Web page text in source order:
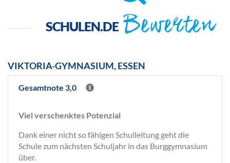
SCHULEN.DE Bewerten
VIKTORIA-GYMNASIUM, ESSEN
Gesamtnote 3,0
Viel verschenktes Potenzial
Dank einer nicht so fähigen Schulleitung geht die
Schule zum nächsten Schuljahr in das Burggymnasium
über.